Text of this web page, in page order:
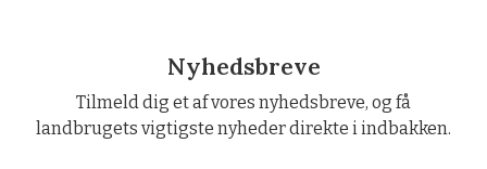
Nyhedsbreve
Tilmeld dig et af vores nyhedsbreve, og få
landbrugets vigtigste nyheder direkte i indbakken.